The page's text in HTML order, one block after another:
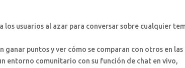
los usuarios al azar para conversar sobre cualquier
puntos y ver cómo se comparan con otros en las
entorno comunitario con su función de chat en vivo,